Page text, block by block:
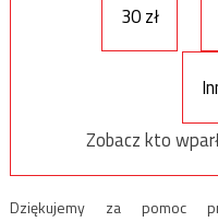
30 zł
Zobacz kto
Dziękujemy za pomoc